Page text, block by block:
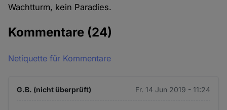
Wachtturm, kein Paradies.
Kommentare (24)
Netiquette für Kommentare
G.B. (nicht überprüft) Fr. 14 Jun 2019 - 11:24